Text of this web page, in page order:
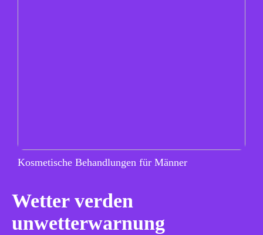
Kosmetische Behandlungen für Männer
Wetter verden
unwetterwarnung